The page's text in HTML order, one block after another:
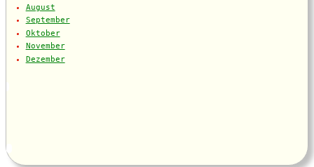
August
September
Oktober
November
Dezember